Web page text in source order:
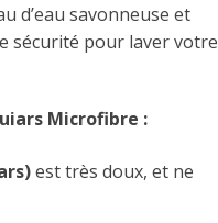
d’eau savonneuse et
sécurité pour laver votre
Microfibre :
est très doux, et ne